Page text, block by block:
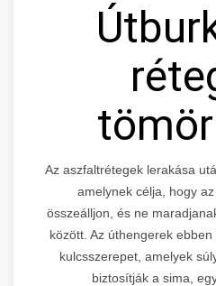
Az aszfaltrétegek lerakása
amelynek célja, hogy
összeálljon, és ne
között. Az úthengerek
kulcsszerepet, amelyek
biztosítják a sima,